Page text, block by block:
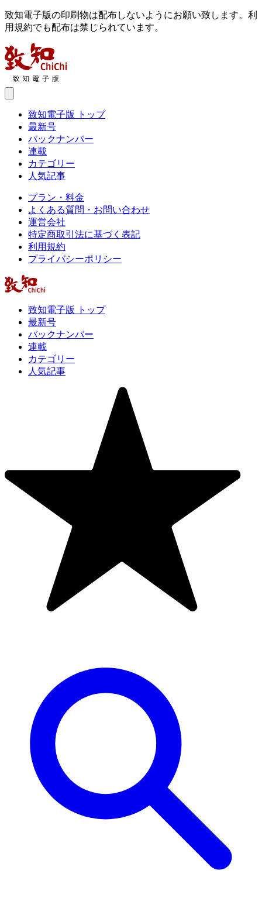
致知電子版の印刷物は配布しないようにお願い致します。利
用規約でも配布は禁じられています。
致知電子版 トップ
最新号
バックナンバー
連載
カテゴリー
人気記事
プラン・料金
よくある質問・お問い合わせ
運営会社
特定商取引法に基づく表記
利用規約
プライバシーポリシー
致知電子版 トップ
最新号
バックナンバー
連載
カテゴリー
人気記事